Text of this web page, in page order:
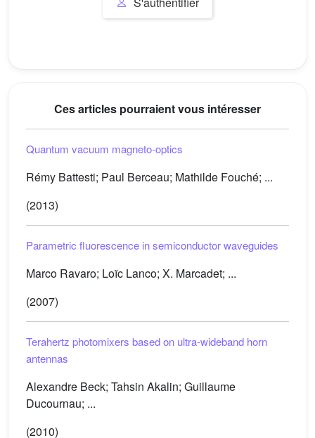
Ces articles pourraient vous intéresser
Quantum vacuum magneto-optics
Rémy Battesti; Paul Berceau; Mathilde Fouché; ...
(2013)
Parametric fluorescence in semiconductor waveguides
Marco Ravaro; Loïc Lanco; X. Marcadet; ...
(2007)
Terahertz photomixers based on ultra-wideband horn
antennas
Alexandre Beck; Tahsin Akalin; Guillaume
Ducournau; ...
(2010)